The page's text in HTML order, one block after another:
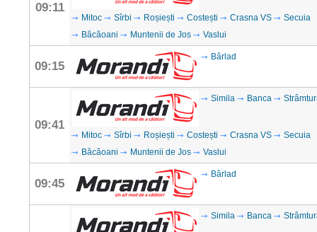
09:11
Mitoc Sîrbi Roșiești Costești Crasna VS
Secuia
Băcăoani
Muntenii de Jos Vaslui
09:15
Bârlad
09:41
Simila Banca
Mitoc Sîrbi Roșiești Costești Crasna VS
Secuia
Băcăoani
Muntenii de Jos Vaslui
09:45
Bârlad
Simila Banca